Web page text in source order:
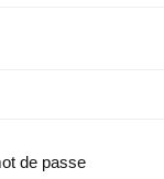
de passe